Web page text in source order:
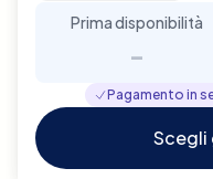
Prima disponibilità
-
Pagamento in
Scegli